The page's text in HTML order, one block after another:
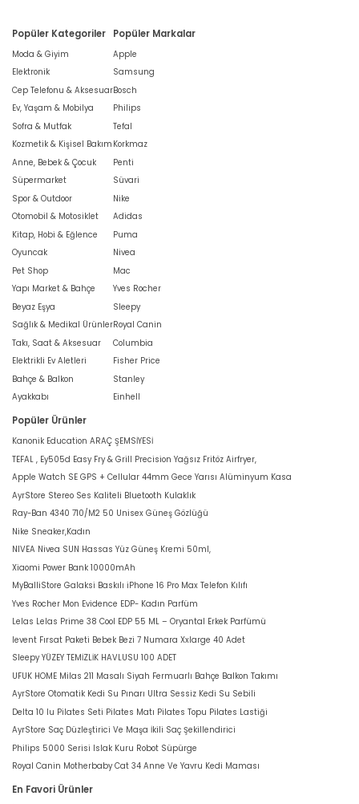
Popüler Kategoriler
Moda & Giyim
Elektronik
Cep Telefonu & Aksesuar
Ev, Yaşam & Mobilya
Sofra & Mutfak
Kozmetik & Kişisel Bakım
Anne, Bebek & Çocuk
Süpermarket
Spor & Outdoor
Otomobil & Motosiklet
Kitap, Hobi & Eğlence
Oyuncak
Pet Shop
Yapı Market & Bahçe
Beyaz Eşya
Sağlık & Medikal Ürünler
Takı, Saat & Aksesuar
Elektrikli Ev Aletleri
Bahçe & Balkon
Ayakkabı
Popüler Markalar
Apple
Samsung
Bosch
Philips
Tefal
Korkmaz
Penti
Süvari
Nike
Adidas
Puma
Nivea
Mac
Yves Rocher
Sleepy
Royal Canin
Columbia
Fisher Price
Stanley
Einhell
Popüler Ürünler
Kanonik Education ARAÇ ŞEMSİYESİ
TEFAL , Ey505d Easy Fry & Grill Precision Yağsız Fritöz Airfryer,
Apple Watch SE GPS + Cellular 44mm Gece Yarısı Alüminyum Kasa
AyrStore Stereo Ses Kaliteli Bluetooth Kulaklık
Ray-Ban 4340 710/M2 50 Unisex Güneş Gözlüğü
Nike Sneaker,Kadın
NIVEA Nivea SUN Hassas Yüz Güneş Kremi 50ml,
Xiaomi Power Bank 10000mAh
MyBalliStore Galaksi Baskılı iPhone 16 Pro Max Telefon Kılıfı
Yves Rocher Mon Evidence EDP- Kadın Parfüm
Lelas Lelas Prime 38 Cool EDP 55 ML – Oryantal Erkek Parfümü
levent Fırsat Paketi Bebek Bezi 7 Numara Xxlarge 40 Adet
Sleepy YÜZEY TEMİZLİK HAVLUSU 100 ADET
UFUK HOME Milas 211 Masalı Siyah Fermuarlı Bahçe Balkon Takımı
AyrStore Otomatik Kedi Su Pınarı Ultra Sessiz Kedi Su Sebili
Delta 10 lu Pilates Seti Pilates Matı Pilates Topu Pilates Lastiği
AyrStore Saç Düzleştirici Ve Maşa İkili Saç Şekillendirici
Philips 5000 Serisi Islak Kuru Robot Süpürge
Royal Canin Motherbaby Cat 34 Anne Ve Yavru Kedi Maması
En Favori Ürünler